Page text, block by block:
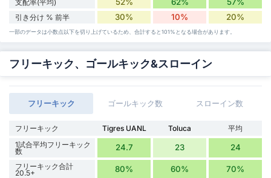
支配率(平均)
引き分け % 前半 30% 10% 20%
一部のデータは小数点以下を切り上げているため、合計すると101%となる場合があります。
フリーキック、ゴールキック&スローイン
フリーキック ゴールキック数 スローイン数
フリーキック Tigres UANL Toluca
平均
1試合平均フリーキック
数 24.7 23 24
フリーキック合計
20.5+ 80% 60% 70%